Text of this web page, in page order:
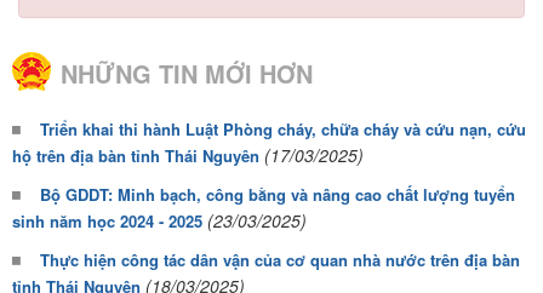
NHỮNG TIN MỚI HƠN
Triển khai thi hành Luật Phòng cháy, chữa cháy và cứu nạn, cứu
hộ trên địa bàn tỉnh Thái Nguyên (17/03/2025)
Bộ GDDT: Minh bạch, công bằng và nâng cao chất lượng tuyển
sinh năm học 2024 - 2025 (23/03/2025)
Thực hiện công tác dân vận của cơ quan nhà nước trên địa bàn
tỉnh Thái Nguyên (18/03/2025)